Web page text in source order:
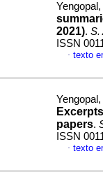
2021). S.
ISSN
· texto
papers.
ISSN
· texto